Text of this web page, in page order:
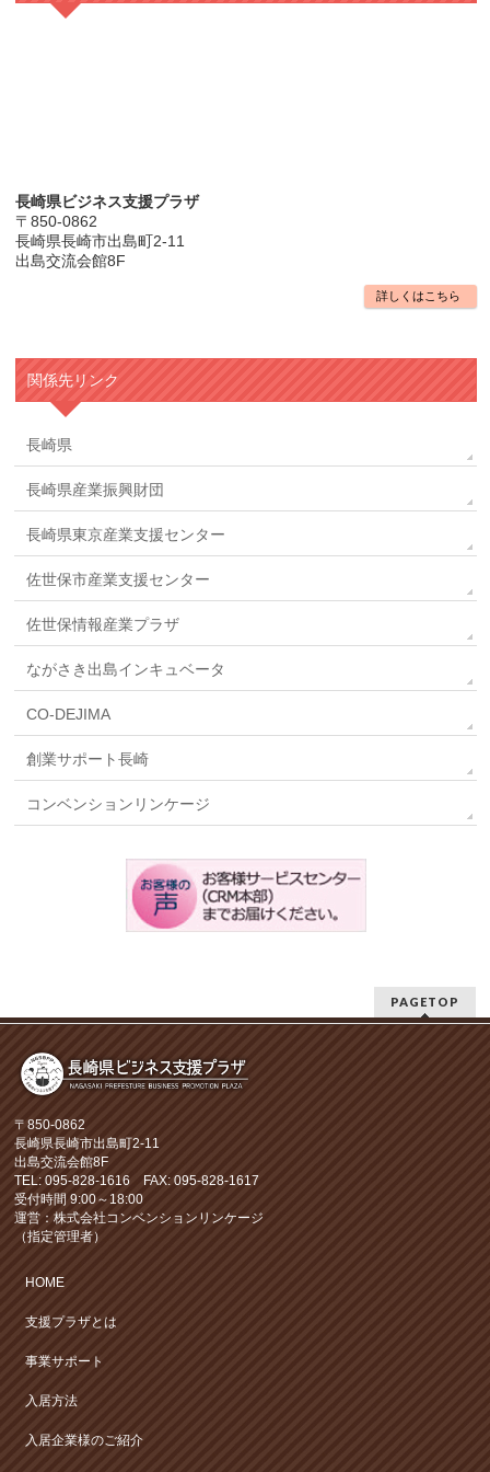
長崎県ビジネス支援プラザ
〒850-0862
長崎県長崎市出島町2-11
出島交流会館8F
詳しくはこちら
関係先リンク
長崎県
長崎県産業振興財団
長崎県東京産業支援センター
佐世保市産業支援センター
佐世保情報産業プラザ
ながさき出島インキュベータ
CO-DEJIMA
創業サポート長崎
コンベンションリンケージ
PAGETOP
〒850-0862
長崎県長崎市出島町2-11
出島交流会館8F
TEL: 095-828-1616 FAX: 095-828-1617
受付時間 9:00～18:00
運営：株式会社コンベンションリンケージ
（指定管理者）
HOME
支援プラザとは
事業サポート
入居方法
入居企業様のご紹介